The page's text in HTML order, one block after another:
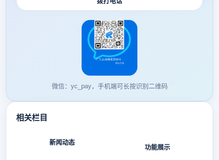
微信：yc_pay，手机端可长按识别二维码
相关栏目
新闻动态
功能展示